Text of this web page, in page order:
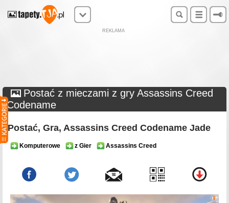
REKLAMA
Postać z mieczami z gry Assassins Creed
Codename
Postać, Gra, Assassins Creed Codename Jade
Komputerowe z Gier Assassins Creed